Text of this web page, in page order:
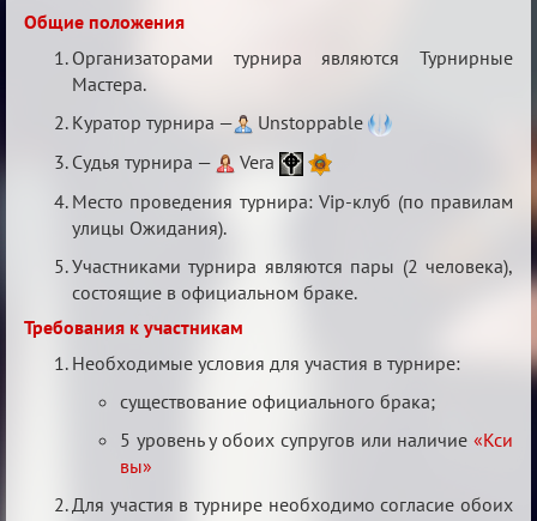
IX
Турнир
Общие положения
Организаторами турнира являются Турнирные
Мастера.
Куратор турнира —
Unstoppable
Судья турнира —
Vera
Место проведения турнира: Vip-клуб (по правилам
улицы Ожидания).
Участниками турнира являются пары (2 человека),
состоящие в официальном браке.
Требования к участникам
Необходимые условия для участия в турнире:
существование официального брака;
5 уровень у обоих супругов или наличие «Кси
вы»
Для участия в турнире необходимо согласие обоих